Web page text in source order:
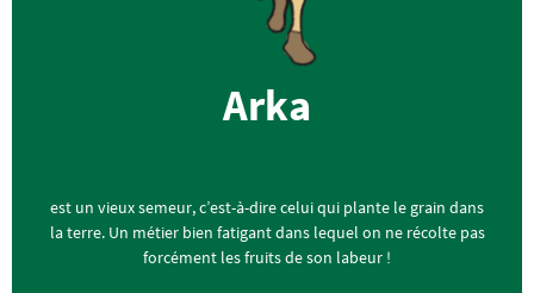
Arka
est un vieux semeur, c’est-à-dire celui qui plante le grain dans
la terre. Un métier bien fatigant dans lequel on ne récolte pas
forcément les fruits de son labeur !